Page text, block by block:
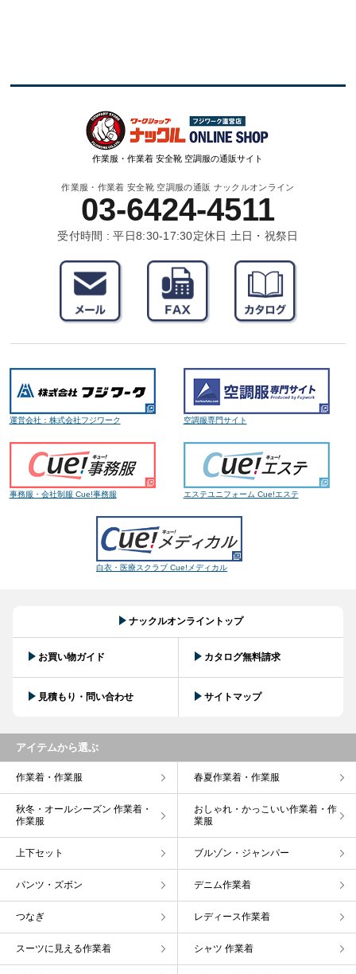
作業服・作業着 安全靴 空調服の通販サイト
作業服・作業着 安全靴 空調服の通販 ナックルオンライン
03-6424-4511
受付時間 : 平日8:30-17:30定休日 土日・祝祭日
運営会社：株式会社フジワーク 空調服専門サイト
事務服・会社制服 Cue!事務服 エステユニフォーム Cue!エステ
白衣・医療スクラブ Cue!メディカル
ナックルオンライントップ
お買い物ガイド カタログ無料請求
見積もり・問い合わせ サイトマップ
アイテムから選ぶ
作業着・作業服 春夏作業着・作業服
秋冬・オールシーズン 作業着・
作業服
おしゃれ・かっこいい作業着・作
業服
上下セット ブルゾン・ジャンパー
パンツ・ズボン デニム作業着
つなぎ レディース作業着
スーツに見える作業着 シャツ 作業着